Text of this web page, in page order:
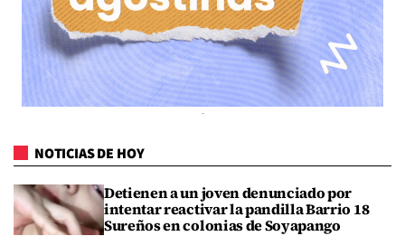
NOTICIAS DE HOY
Detienen a un joven denunciado por
intentar reactivar la pandilla Barrio 18
Sureños en colonias de Soyapango